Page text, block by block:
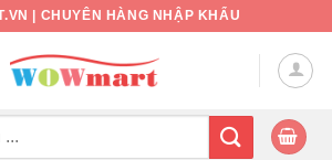
| CHUYÊN HÀNG NHẬP KHẨU